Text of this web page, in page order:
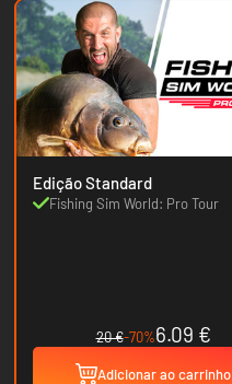
Edição Standard
Fishing Sim World: Pro Tour
20 €-70%6.09 €
Adicionar ao carrinho